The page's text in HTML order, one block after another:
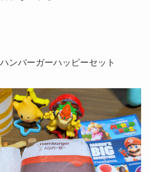
ンバーガーハッピーセット